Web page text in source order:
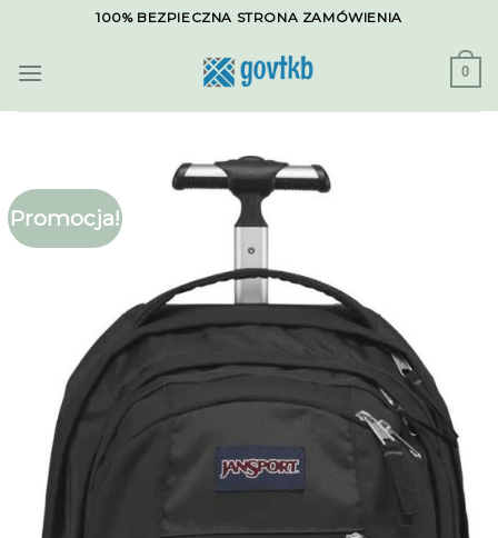
content
100% BEZPIECZNA STRONA ZAMÓWIENIA
0
Promocja!